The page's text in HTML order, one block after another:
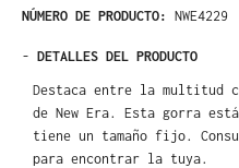
NÚMERO DE PRODUCTO: NWE4229
- DETALLES DEL PRODUCTO
Destaca entre la multitud
de New Era. Esta gorra
tiene un tamaño fijo.
para encontrar la tuya.